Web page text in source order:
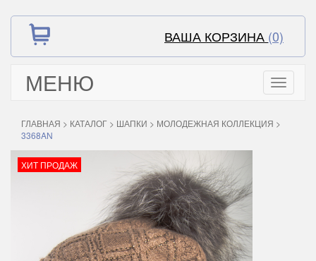
ВАША КОРЗИНА (0)
МЕНЮ
Toggle
ГЛАВНАЯ > КАТАЛОГ > ШАПКИ > МОЛОДЕЖНАЯ КОЛЛЕКЦИЯ >
3368AN
ХИТ ПРОДАЖ